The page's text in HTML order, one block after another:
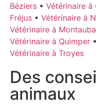
Béziers • Vétérinaire à
Fréjus • Vétérinaire à
Vétérinaire à
Vétérinaire à Quimper •
Vétérinaire à Troyes
Des
animaux